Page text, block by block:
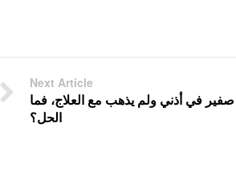
Next Article
في أذني ولم يذهب مع العلاج، فما
الحل؟